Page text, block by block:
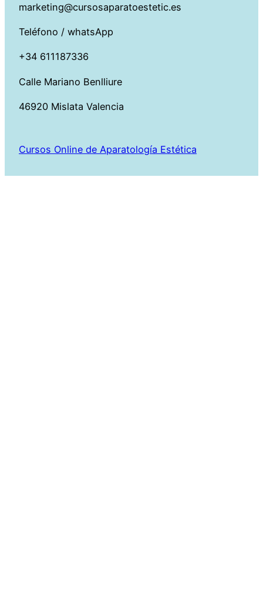
marketing@cursosaparatoestetic.es
Teléfono / whatsApp
+34 611187336
Calle Mariano Benlliure
46920 Mislata Valencia
Cursos Online de Aparatología Estética